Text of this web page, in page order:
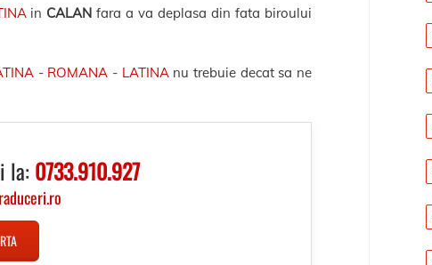
in CALAN fara a va deplasa din fata biroului
- ROMANA - LATINAnu trebuie decat sa ne
la: 0733.910.927